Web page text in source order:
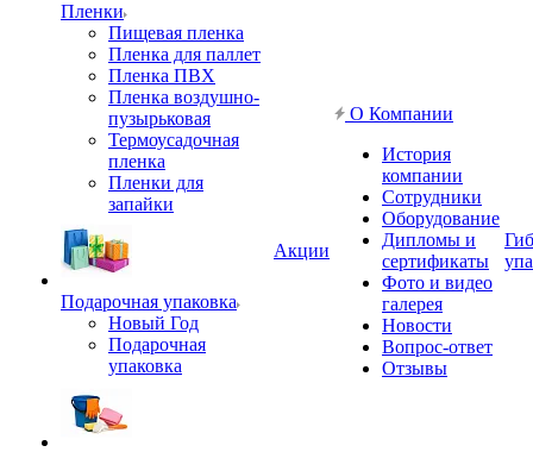
Пленки
Пищевая пленка
Пленка для паллет
Пленка ПВХ
Пленка воздушно-
пузырьковая
Термоусадочная
пленка
Пленки для
запайки
Подарочная упаковка
Новый Год
Подарочная
упаковка
Акции
О Компании
История
компании
Сотрудники
Оборудование
Дипломы и
сертификаты
Фото и видео
галерея
Новости
Вопрос-ответ
Отзывы